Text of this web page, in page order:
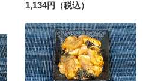
1,134円（税込）